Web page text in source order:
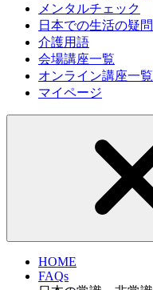
メンタルチェック
日本での生活の疑問
介護用語
会場講座一覧
オンライン講座一覧
マイページ
HOME
FAQs